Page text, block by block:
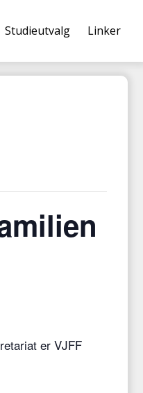
Studieutvalg Linker
er VJFF